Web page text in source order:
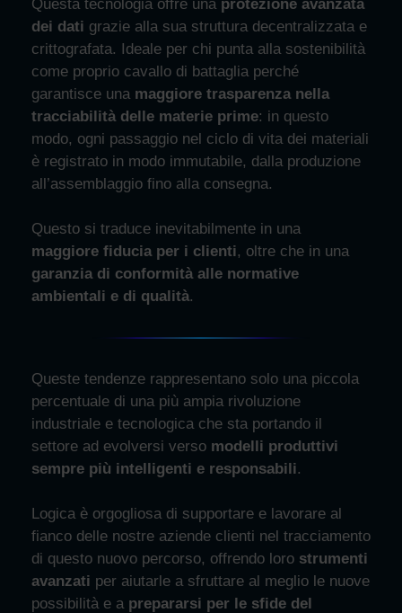
Questa tecnologia offre una protezione avanzata
dei dati grazie alla sua struttura decentralizzata e
crittografata. Ideale per chi punta alla sostenibilità
come proprio cavallo di battaglia perché
garantisce una maggiore trasparenza nella
tracciabilità delle materie prime: in questo
modo, ogni passaggio nel ciclo di vita dei materiali
è registrato in modo immutabile, dalla produzione
all’assemblaggio fino alla consegna.
Questo si traduce inevitabilmente in una
maggiore fiducia per i clienti, oltre che in una
garanzia di conformità alle normative
ambientali e di qualità.
Queste tendenze rappresentano solo una piccola
percentuale di una più ampia rivoluzione
industriale e tecnologica che sta portando il
settore ad evolversi verso modelli produttivi
sempre più intelligenti e responsabili.
Logica è orgogliosa di supportare e lavorare al
fianco delle nostre aziende clienti nel tracciamento
di questo nuovo percorso, offrendo loro strumenti
avanzati per aiutarle a sfruttare al meglio le nuove
possibilità e a prepararsi per le sfide del